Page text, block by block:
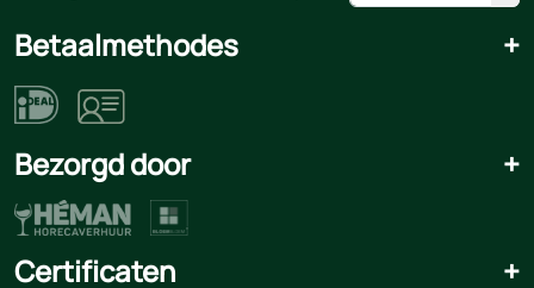
Betaalmethodes +
Bezorgd door +
Certificaten +